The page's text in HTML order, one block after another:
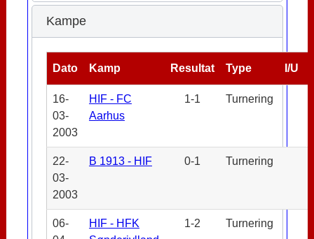
Kampe
Dato Kamp Resultat Type I/U
16-
03-
2003
HIF - FC
Aarhus
1-1 Turnering
22-
03-
2003
B 1913 - HIF 0-1 Turnering
06-
HIF - HFK
1-2 Turnering